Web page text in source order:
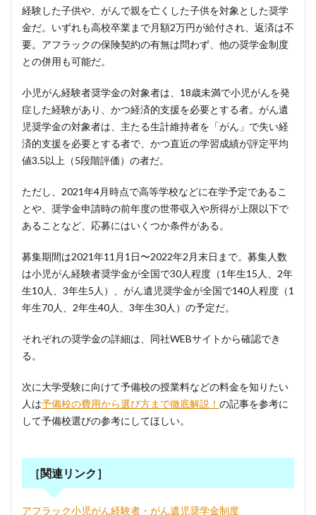
経験した子供や、がんで親を亡くした子供を対象とした奨学
金だ。いずれも高校卒業まで月額2万円が給付され、返済は不
要。アフラックの保険契約の有無は問わず、他の奨学金制度
との併用も可能だ。
小児がん経験者奨学金の対象者は、18歳未満で小児がんを発
症した経験があり、かつ経済的支援を必要とする者。がん遺
児奨学金の対象者は、主たる生計維持者を「がん」で失い経
済的支援を必要とする者で、かつ直近の学習成績が評定平均
値3.5以上（5段階評価）の者だ。
ただし、2021年4月時点で高等学校などに在学予定であるこ
とや、奨学金申請時の前年度の世帯収入や所得が上限以下で
あることなど、応募にはいくつか条件がある。
募集期間は2021年11月1日〜2022年2月末日まで。募集人数
は小児がん経験者奨学金が全国で30人程度（1年生15人、2年
生10人、3年生5人）、がん遺児奨学金が全国で140人程度（1
年生70人、2年生40人、3年生30人）の予定だ。
それぞれの奨学金の詳細は、同社WEBサイトから確認でき
る。
次に大学受験に向けて予備校の授業料などの料金を知りたい
人は予備校の費用から選び方まで徹底解説！ の記事を参考に
して予備校選びの参考にしてほしい。
［関連リンク］
アフラック小児がん経験者・がん遺児奨学金制度